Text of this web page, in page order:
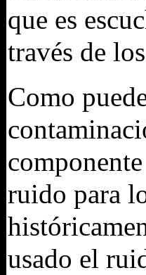
que es
través de
Como
ruido para
usado el